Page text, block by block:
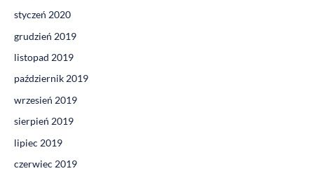
styczeń 2020
grudzień 2019
listopad 2019
październik 2019
wrzesień 2019
sierpień 2019
lipiec 2019
czerwiec 2019